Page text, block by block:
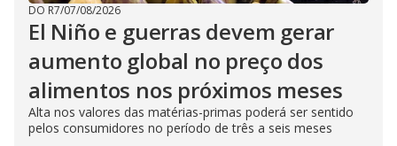
DO R7/07/08/2026
El Niño e guerras devem gerar
aumento global no preço dos
alimentos nos próximos meses
Alta nos valores das matérias-primas poderá ser sentido
pelos consumidores no período de três a seis meses